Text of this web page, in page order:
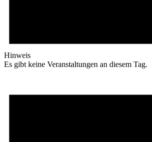
Hinweis
Es gibt keine Veranstaltungen an diesem Tag.